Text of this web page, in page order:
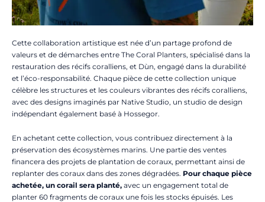
Cette collaboration artistique est née d’un partage profond de
valeurs et de démarches entre The Coral Planters, spécialisé dans la
restauration des récifs coralliens, et Dùn, engagé dans la durabilité
et l’éco-responsabilité. Chaque pièce de cette collection unique
célèbre les structures et les couleurs vibrantes des récifs coralliens,
avec des designs imaginés par Native Studio, un studio de design
indépendant également basé à Hossegor.
En achetant cette collection, vous contribuez directement à la
préservation des écosystèmes marins. Une partie des ventes
financera des projets de plantation de coraux, permettant ainsi de
replanter des coraux dans des zones dégradées. Pour chaque pièce
achetée, un corail sera planté, avec un engagement total de
planter 60 fragments de coraux une fois les stocks épuisés. Les